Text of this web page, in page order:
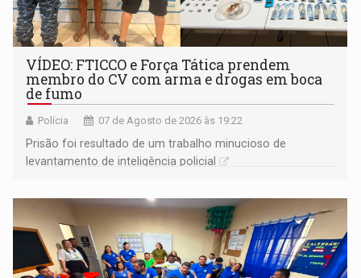
VÍDEO: FTICCO e Força Tática prendem
membro do CV com arma e drogas em boca
de fumo
Polícia 07 de Agosto de 2026 às 19:22
Prisão foi resultado de um trabalho minucioso de
levantamento de inteligência policial